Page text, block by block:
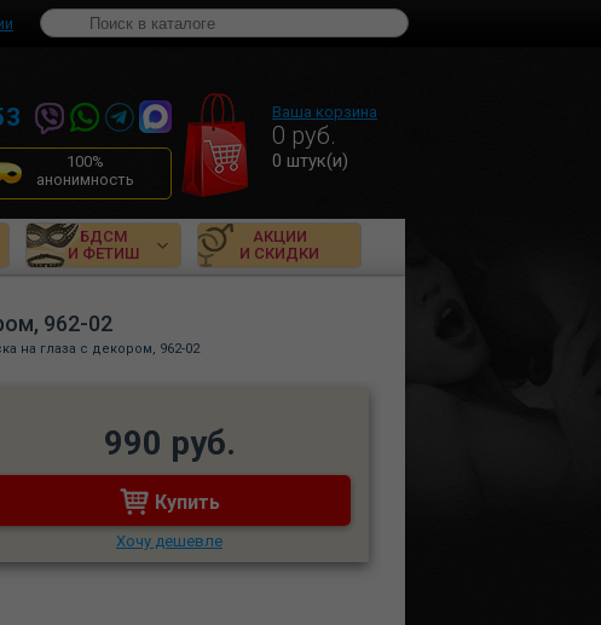
100%
анонимность
Ваша корзина
0 руб.
0 штук(и)
БДСМ
И ФЕТИШ
АКЦИИ
И СКИДКИ
962-02
на глаза с декором, 962-02
990 руб.
Купить
Хочу дешевле